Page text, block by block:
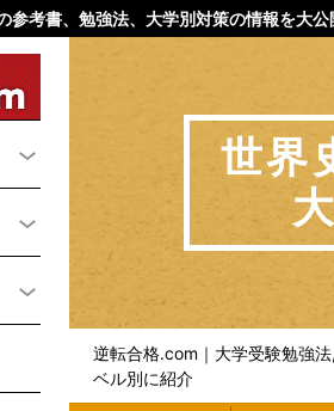
参考書、勉強法、大学別対策の情報を大
世界
逆転合格.com｜大学受験勉強
ベル別に紹介